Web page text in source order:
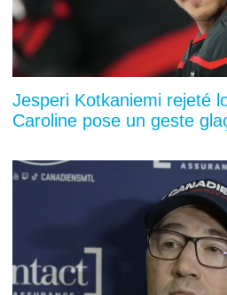
Jesperi Kotkaniemi rejeté
Caroline pose un geste